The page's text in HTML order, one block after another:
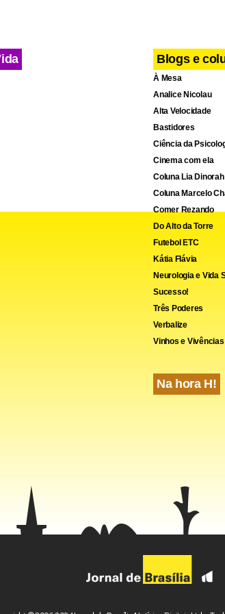
as investigações.
Telegram
Share
Blogs e
À Mesa
Analice Nicolau
Alta Velocidade
Bastidores
Ciência da
Cinema com ela
Coluna Lia Dinorah
Coluna Marcelo
Comer Rezando
Do Alto da Torre
Futebol ETC
Kátia Flávia
Neurologia e Vida
Sucesso!
Três Poderes
Verbalize
Vinhos e Vivências
Na hora H!